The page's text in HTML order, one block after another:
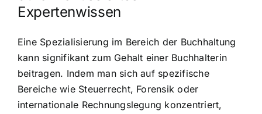
Expertenwissen
Eine Spezialisierung im Bereich der Buchhaltung
kann signifikant zum Gehalt einer Buchhalterin
beitragen. Indem man sich auf spezifische
Bereiche wie Steuerrecht, Forensik oder
internationale Rechnungslegung konzentriert,